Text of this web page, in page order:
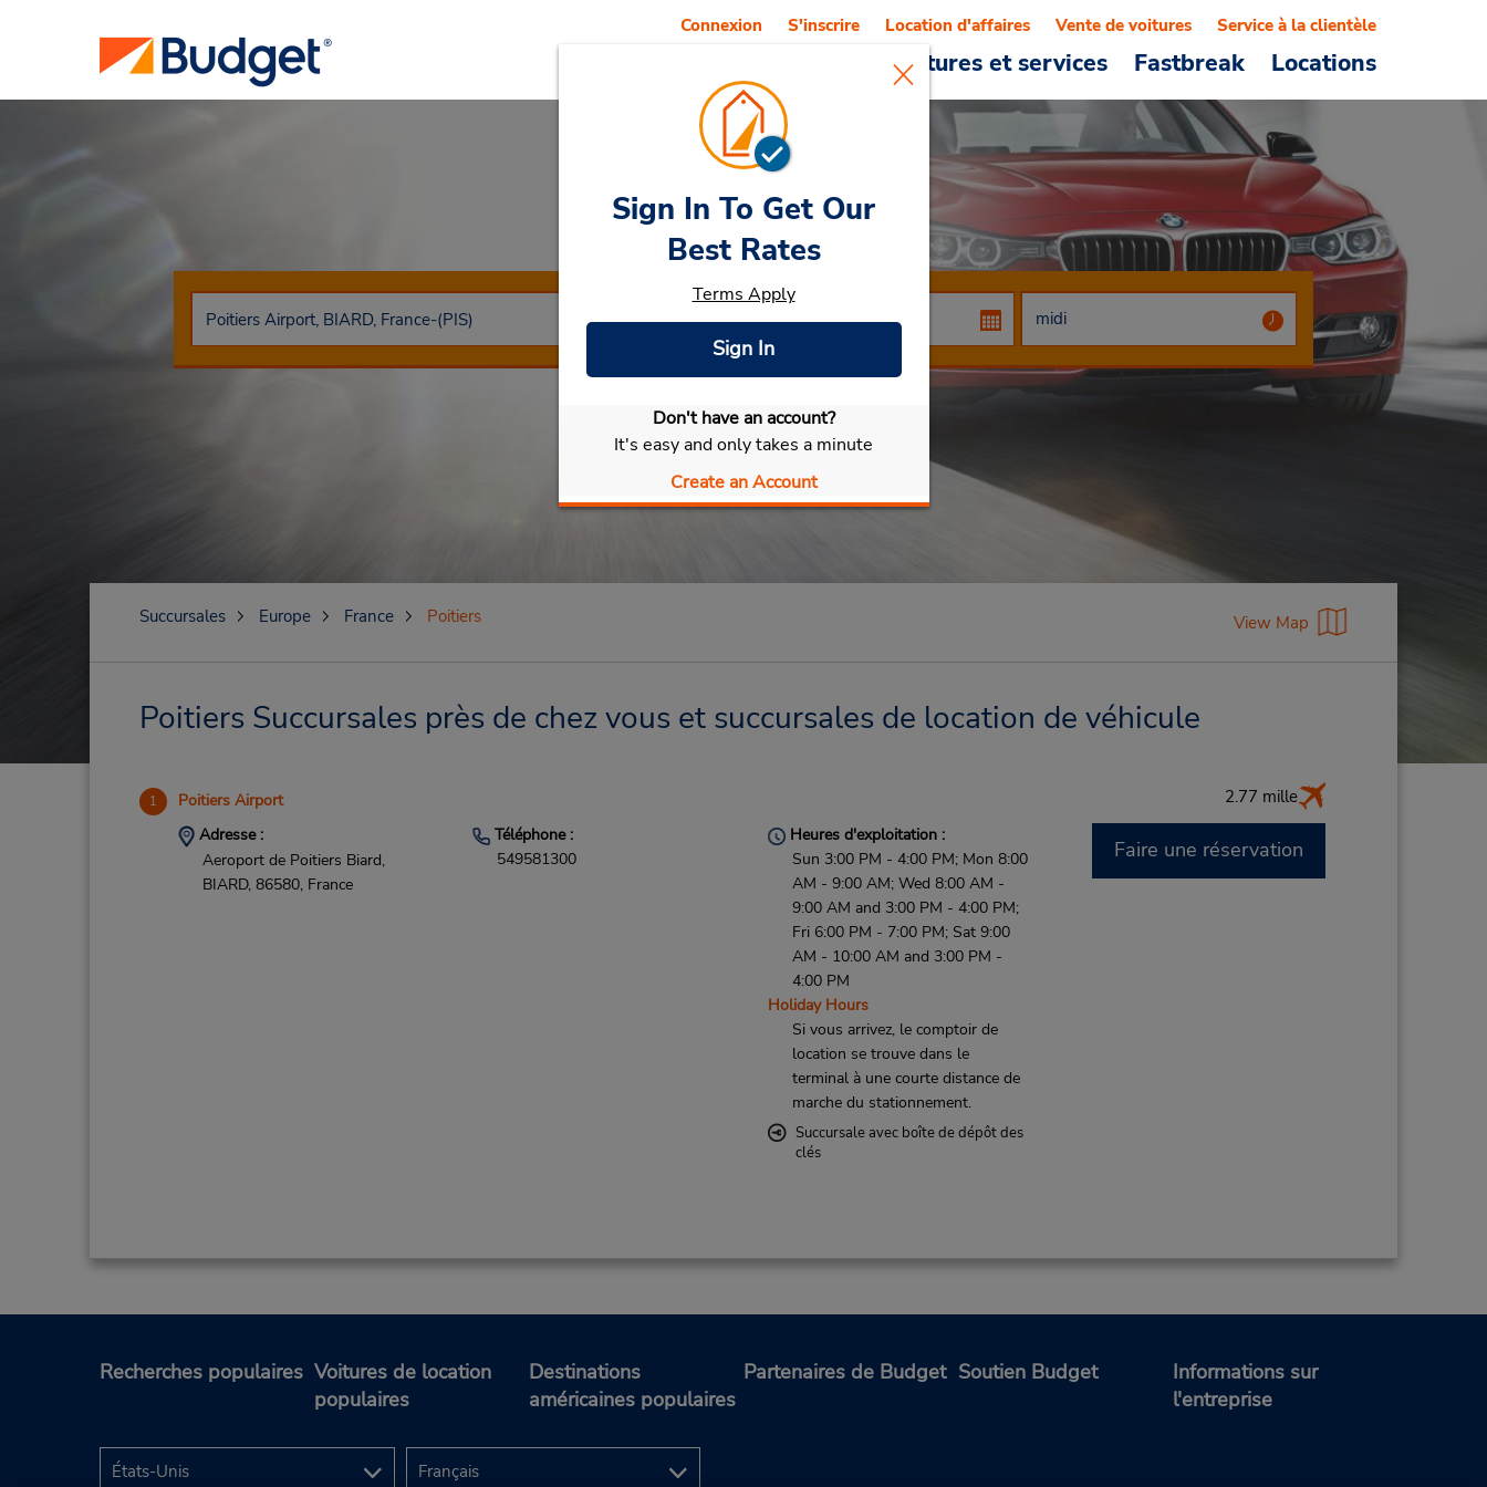
Voitures et services Fastbreak Locations
Connexion S'inscrire Location d'affaires Vente de voitures Service à la clientèle
Car RentalPoitiers
Sélectionner ma voiture
Sign In To Get Our
Best Rates
Terms Apply
Sign In
Don't have an account?
It's easy and only takes a minute
Create an Account
Succursales Europe France Poitiers View Map
Poitiers Succursales près de chez vous et succursales de location de véhicule
1 Poitiers Airport 2.77 mille
Adresse :
Aeroport de Poitiers Biard,
BIARD, 86580, France
Téléphone :
549581300
Heures d'exploitation :
Sun 3:00 PM - 4:00 PM; Mon 8:00
AM - 9:00 AM; Wed 8:00 AM -
9:00 AM and 3:00 PM - 4:00 PM;
Fri 6:00 PM - 7:00 PM; Sat 9:00
AM - 10:00 AM and 3:00 PM -
4:00 PM
Holiday Hours
Si vous arrivez, le comptoir de
location se trouve dans le
terminal à une courte distance de
marche du stationnement.
Succursale avec boîte de dépôt des
clés
Faire une réservation
Recherches populaires Voitures de location
populaires
Destinations
américaines populaires
Partenaires de Budget Soutien Budget
Informations sur
l'entreprise